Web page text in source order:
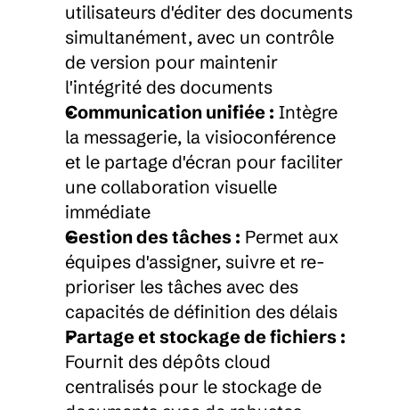
utilisateurs d'éditer des documents
simultanément, avec un contrôle
de version pour maintenir
l'intégrité des documents
Communication unifiée : Intègre
la messagerie, la visioconférence
et le partage d'écran pour faciliter
une collaboration visuelle
immédiate
Gestion des tâches : Permet aux
équipes d'assigner, suivre et re-
prioriser les tâches avec des
capacités de définition des délais
Partage et stockage de fichiers :
Fournit des dépôts cloud
centralisés pour le stockage de